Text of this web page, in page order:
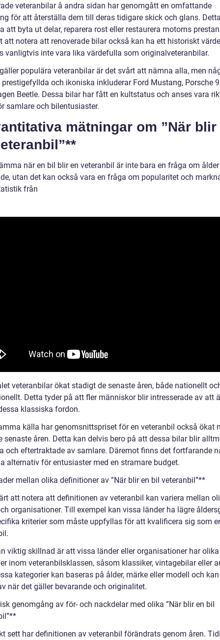
veteranbilar å andra sidan har genomgått en omfattande
för att återställa dem till deras tidigare skick och glans.
att byta ut delar, reparera rost eller restaurera motorns
att notera att renoverade bilar också kan ha ett historiskt
vanligtvis inte vara lika värdefulla som originalveteranbilar.
populära veteranbilar är det svårt att nämna alla, men
prestigefyllda och ikoniska inkluderar Ford Mustang, Porsche
Beetle. Dessa bilar har fått en kultstatus och anses vara
samlare och bilentusiaster.
mätningar om ”När blir
när en bil blir en veteranbil är inte bara en fråga om
utan det kan också vara en fråga om popularitet och
från
veteranbilar ökat stadigt de senaste åren, både nationellt
Detta tyder på att fler människor blir intresserade av att
klassiska fordon.
källa har genomsnittspriset för en veteranbil också ökat
senaste åren. Detta kan delvis bero på att dessa bilar blir
och eftertraktade av samlare. Däremot finns det fortfarande
alternativ för entusiaster med en stramare budget.
mellan olika definitioner av ”När blir en bil veteranbil”**
att notera att definitionen av veteranbil kan variera mellan
organisationer. Till exempel kan vissa länder ha lägre
kriterier som måste uppfyllas för att kvalificera sig som
viktig skillnad är att vissa länder eller organisationer har olika
inom veteranbilsklassen, såsom klassiker, vintagebilar eller
kategorier kan baseras på ålder, märke eller modell och
när det gäller bevarande och originalitet.
genomgång av för- och nackdelar med olika ”När blir en bil
sett har definitionen av veteranbil förändrats genom åren.